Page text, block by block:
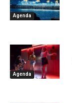
Agenda
Agenda